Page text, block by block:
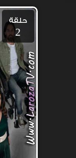
حلقة
2